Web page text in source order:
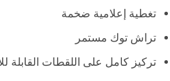
تغطية إعلامية ضخمة
تراش توك مستمر
تركيز كامل على اللقطات القابلة